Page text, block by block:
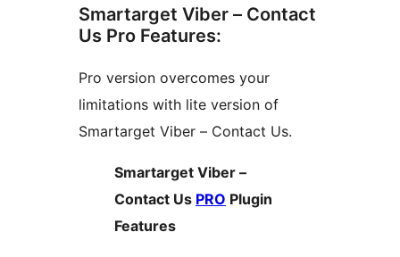
Smartarget Viber – Contact
Us Pro Features:
Pro version overcomes your
limitations with lite version of
Smartarget Viber – Contact Us.
Smartarget Viber –
Contact Us PRO Plugin
Features